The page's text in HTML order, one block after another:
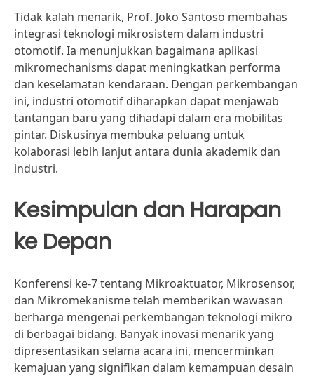
Tidak kalah menarik, Prof. Joko Santoso membahas
integrasi teknologi mikrosistem dalam industri
otomotif. Ia menunjukkan bagaimana aplikasi
mikromechanisms dapat meningkatkan performa
dan keselamatan kendaraan. Dengan perkembangan
ini, industri otomotif diharapkan dapat menjawab
tantangan baru yang dihadapi dalam era mobilitas
pintar. Diskusinya membuka peluang untuk
kolaborasi lebih lanjut antara dunia akademik dan
industri.
Kesimpulan dan Harapan
ke Depan
Konferensi ke-7 tentang Mikroaktuator, Mikrosensor,
dan Mikromekanisme telah memberikan wawasan
berharga mengenai perkembangan teknologi mikro
di berbagai bidang. Banyak inovasi menarik yang
dipresentasikan selama acara ini, mencerminkan
kemajuan yang signifikan dalam kemampuan desain